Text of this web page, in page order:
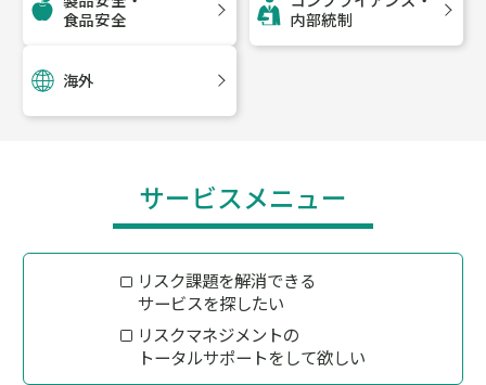
食品安全
内部統制
海外
サービスメニュー
リスク課題を解消できる
サービスを探したい
リスクマネジメントの
トータルサポートをして欲しい